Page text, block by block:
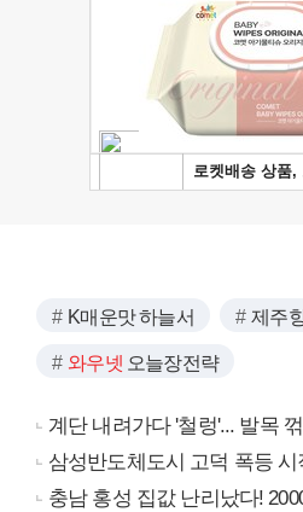
K매운맛 하늘서 제주
와우넷 오늘장전략
계단 내려가다 '철렁'... 발목
삼성반도체도시 고덕 폭등
충남 홍성 집값 난리났다!